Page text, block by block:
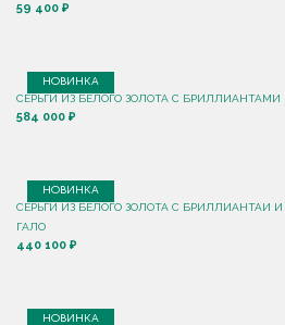
59 400 ₽
НОВИНКА
СЕРЬГИ ИЗ БЕЛОГО ЗОЛОТА С БРИЛЛИАНТАМИ
584 000 ₽
НОВИНКА
СЕРЬГИ ИЗ БЕЛОГО ЗОЛОТА С БРИЛЛИАНТАИ
ГАЛО
440 100 ₽
НОВИНКА